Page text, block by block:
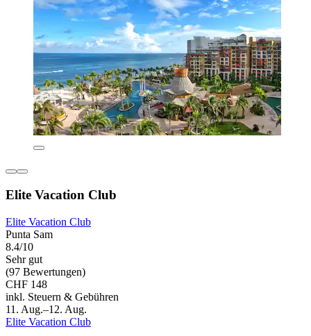
Elite Vacation Club
Elite Vacation Club
Punta Sam
8.4/10
Sehr gut
(97 Bewertungen)
CHF 148
inkl. Steuern & Gebühren
11. Aug.–12. Aug.
Elite Vacation Club